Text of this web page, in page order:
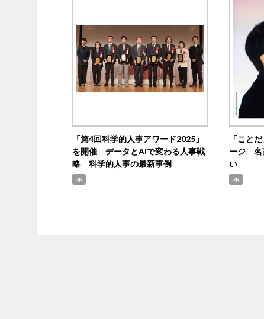
「第4回科学的人事アワード2025」
を開催 データとAIで変わる人事戦
略 科学的人事の最新事例
PR
「こと
ージ 名
い
PR